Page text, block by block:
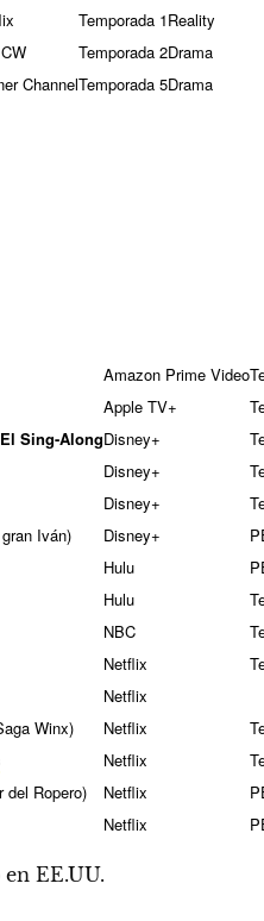
Temporada 1Reality
Temporada 2Drama
ChannelTemporada 5Drama
Amazon Prime Video
Apple TV+
Sing-AlongDisney+
Disney+
Disney+
Iván) Disney+
Hulu
Hulu
NBC
Netflix
Netflix
Winx) Netflix
Netflix
del Ropero) Netflix
Netflix
EE.UU.